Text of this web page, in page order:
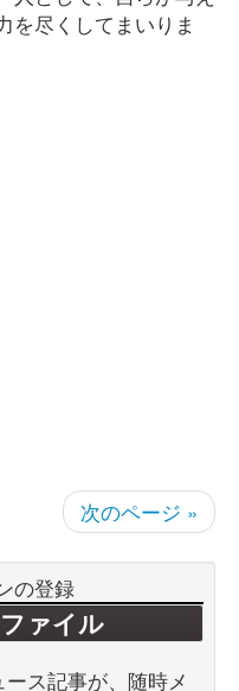
を尽くしてまいりま
次のページ »
の登録
ァイル
ス記事が、随時メ